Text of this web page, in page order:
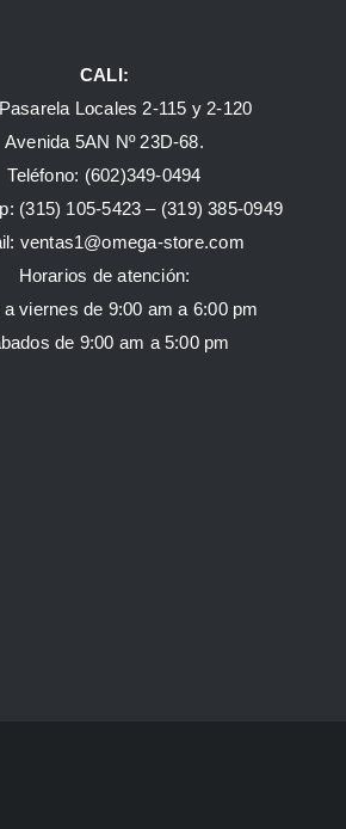
CALI:
Locales 2-115 y 2-120
Avenida 5AN Nº 23D-68.
Teléfono: (602)349-0494
(315) 105-5423 – (319) 385-0949
ventas1@omega-store.com
Horarios de atención:
a viernes de 9:00 am a 6:00 pm
de 9:00 am a 5:00 pm